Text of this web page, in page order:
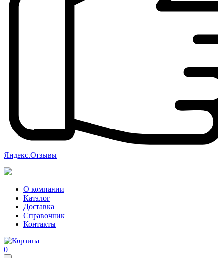
Яндекс.Отзывы
О компании
Каталог
Доставка
Справочник
Контакты
0